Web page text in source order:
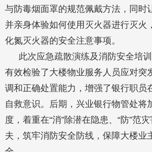
与防毒烟面罩的规范佩戴方法，同时
并亲身体验如何使用灭火器进行灭火
化氮灭火器的安全注意事项。
此次应急疏散演练及消防安全培
有效检验了大楼物业服务人员应对突
调和正确处置能力，增强了银行职员
自救意识。后期，兴业银行物管处将
度，着重在“消”除潜在隐患、“防”范
夫，筑牢消防安全防线，保障大楼业